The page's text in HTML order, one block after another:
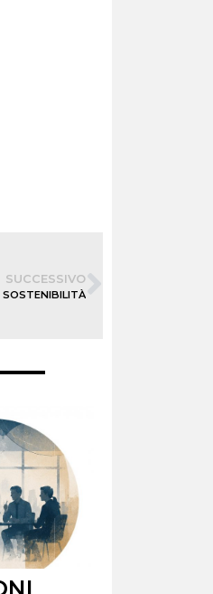
SUCCESSIVO
SOSTENIBILITÀ